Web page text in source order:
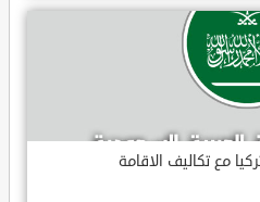
مع تكاليف الاقامة